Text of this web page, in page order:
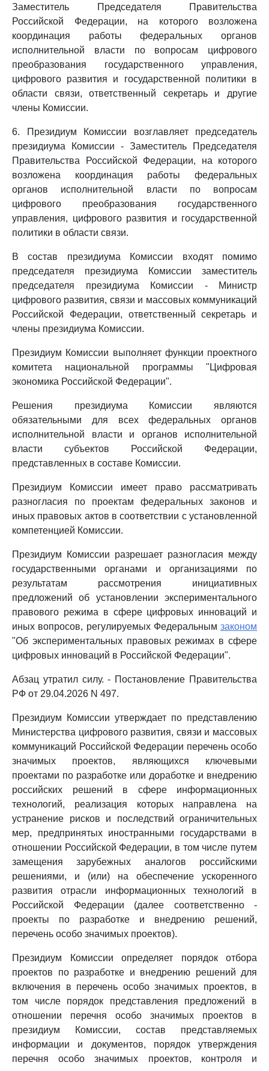
Заместитель Председателя Правительства
Российской Федерации, на которого возложена
координация работы федеральных органов
исполнительной власти по вопросам цифрового
преобразования государственного управления,
цифрового развития и государственной политики в
области связи, ответственный секретарь и другие
члены Комиссии.
6. Президиум Комиссии возглавляет председатель
президиума Комиссии - Заместитель Председателя
Правительства Российской Федерации, на которого
возложена координация работы федеральных
органов исполнительной власти по вопросам
цифрового преобразования государственного
управления, цифрового развития и государственной
политики в области связи.
В состав президиума Комиссии входят помимо
председателя президиума Комиссии заместитель
председателя президиума Комиссии - Министр
цифрового развития, связи и массовых коммуникаций
Российской Федерации, ответственный секретарь и
члены президиума Комиссии.
Президиум Комиссии выполняет функции проектного
комитета национальной программы "Цифровая
экономика Российской Федерации".
Решения президиума Комиссии являются
обязательными для всех федеральных органов
исполнительной власти и органов исполнительной
власти субъектов Российской Федерации,
представленных в составе Комиссии.
Президиум Комиссии имеет право рассматривать
разногласия по проектам федеральных законов и
иных правовых актов в соответствии с установленной
компетенцией Комиссии.
Президиум Комиссии разрешает разногласия между
государственными органами и организациями по
результатам рассмотрения инициативных
предложений об установлении экспериментального
правового режима в сфере цифровых инноваций и
иных вопросов, регулируемых Федеральным законом
"Об экспериментальных правовых режимах в сфере
цифровых инноваций в Российской Федерации".
Абзац утратил силу. - Постановление Правительства
РФ от 29.04.2026 N 497.
Президиум Комиссии утверждает по представлению
Министерства цифрового развития, связи и массовых
коммуникаций Российской Федерации перечень особо
значимых проектов, являющихся ключевыми
проектами по разработке или доработке и внедрению
российских решений в сфере информационных
технологий, реализация которых направлена на
устранение рисков и последствий ограничительных
мер, предпринятых иностранными государствами в
отношении Российской Федерации, в том числе путем
замещения зарубежных аналогов российскими
решениями, и (или) на обеспечение ускоренного
развития отрасли информационных технологий в
Российской Федерации (далее соответственно -
проекты по разработке и внедрению решений,
перечень особо значимых проектов).
Президиум Комиссии определяет порядок отбора
проектов по разработке и внедрению решений для
включения в перечень особо значимых проектов, в
том числе порядок представления предложений в
отношении перечня особо значимых проектов в
президиум Комиссии, состав представляемых
информации и документов, порядок утверждения
перечня особо значимых проектов, контроля и